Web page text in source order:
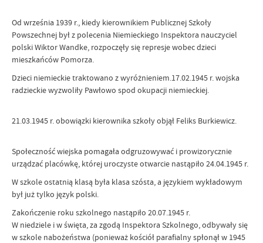
Od września 1939 r., kiedy kierownikiem Publicznej Szkoły
Powszechnej był z polecenia Niemieckiego Inspektora nauczyciel
polski Wiktor Wandke, rozpoczęły się represje wobec dzieci
mieszkańców Pomorza.
Dzieci niemieckie traktowano z wyróżnieniem.17.02.1945 r. wojska
radzieckie wyzwoliły Pawłowo spod okupacji niemieckiej.
21.03.1945 r. obowiązki kierownika szkoły objął Feliks Burkiewicz.
Społeczność wiejska pomagała odgruzowywać i prowizorycznie
urządzać placówkę, której uroczyste otwarcie nastąpiło 24.04.1945 r.
W szkole ostatnią klasą była klasa szósta, a językiem wykładowym
był już tylko język polski.
Zakończenie roku szkolnego nastąpiło 20.07.1945 r.
W niedziele i w święta, za zgodą Inspektora Szkolnego, odbywały się
w szkole nabożeństwa (ponieważ kościół parafialny spłonął w 1945